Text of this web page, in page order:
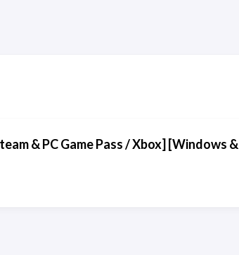
& PC Game Pass / Xbox] [Windows &